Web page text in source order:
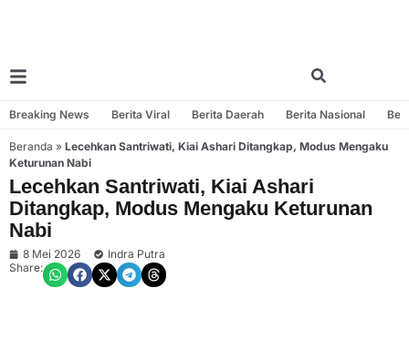
Breaking News Berita Viral Berita Daerah Berita Nasional
Beranda » Lecehkan Santriwati, Kiai Ashari Ditangkap, Modus Mengaku
Keturunan Nabi
Lecehkan Santriwati, Kiai Ashari
Ditangkap, Modus Mengaku Keturunan
Nabi
8 Mei 2026
Indra Putra
Share: